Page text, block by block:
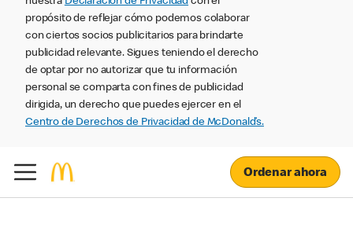
propósito de reflejar cómo podemos colaborar
con ciertos socios publicitarios para brindarte
publicidad relevante. Sigues teniendo el derecho
de optar por no autorizar que tu información
personal se comparta con fines de publicidad
dirigida, un derecho que puedes ejercer en el
Centro de Derechos de Privacidad de McDonald’s.
Ordenar ahora